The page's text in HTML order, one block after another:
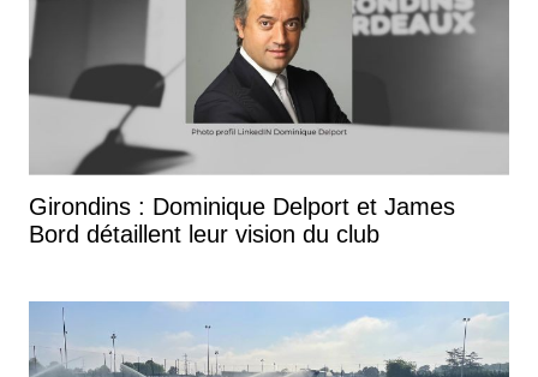
Girondins : Dominique Delport et James
Bord détaillent leur vision du club